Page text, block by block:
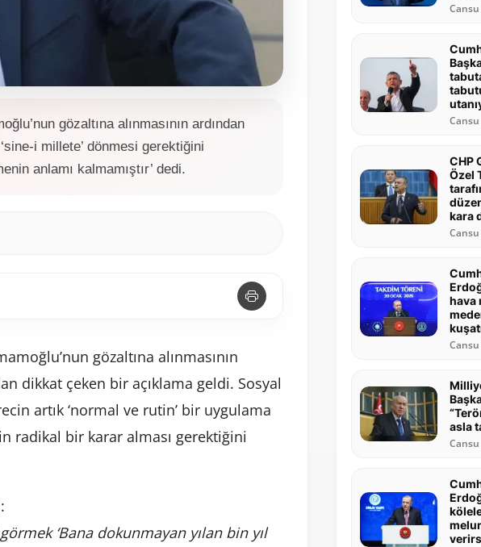
gözaltına alınmasının ardından
i millete’ dönmesi gerektiğini
anlamı kalmamıştır’ dedi.
gözaltına alınmasının
dikkat çeken bir açıklama geldi. Sosyal
artık ‘normal ve rutin’ bir uygulama
radikal bir karar alması gerektiğini
‘Bana dokunmayan yılan bin yıl
Cansu
Cansu
CHP
Özel
kara
Cansu
hava
Cansu
asla
Cansu